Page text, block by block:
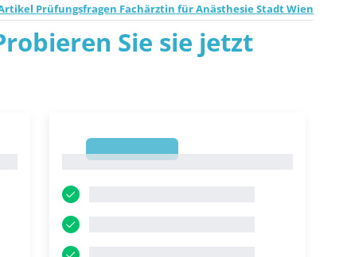
Prüfungsfragen Fachärztin für Anästhesie Stadt Wien
Sie sie jetzt